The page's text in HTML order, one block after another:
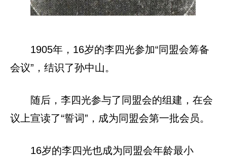
1905年，16岁的李四光参加“同盟会筹备
会议”，结识了孙中山。
随后，李四光参与了同盟会的组建，在会
议上宣读了“誓词”，成为同盟会第一批会员。
16岁的李四光也成为同盟会年龄最小